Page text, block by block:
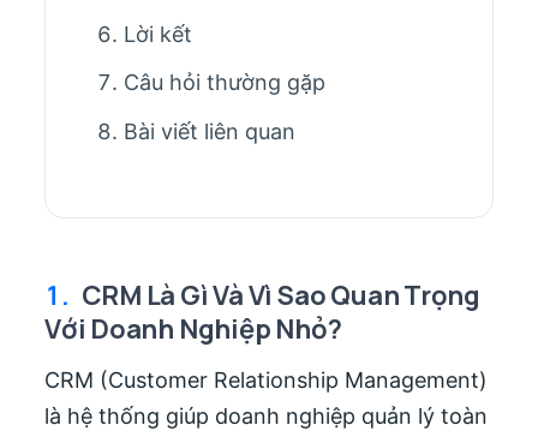
Lời kết
Câu hỏi thường gặp
Bài viết liên quan
1. CRM Là Gì Và Vì Sao Quan Trọng
Với Doanh Nghiệp Nhỏ?
CRM (Customer Relationship Management)
là hệ thống giúp doanh nghiệp quản lý toàn